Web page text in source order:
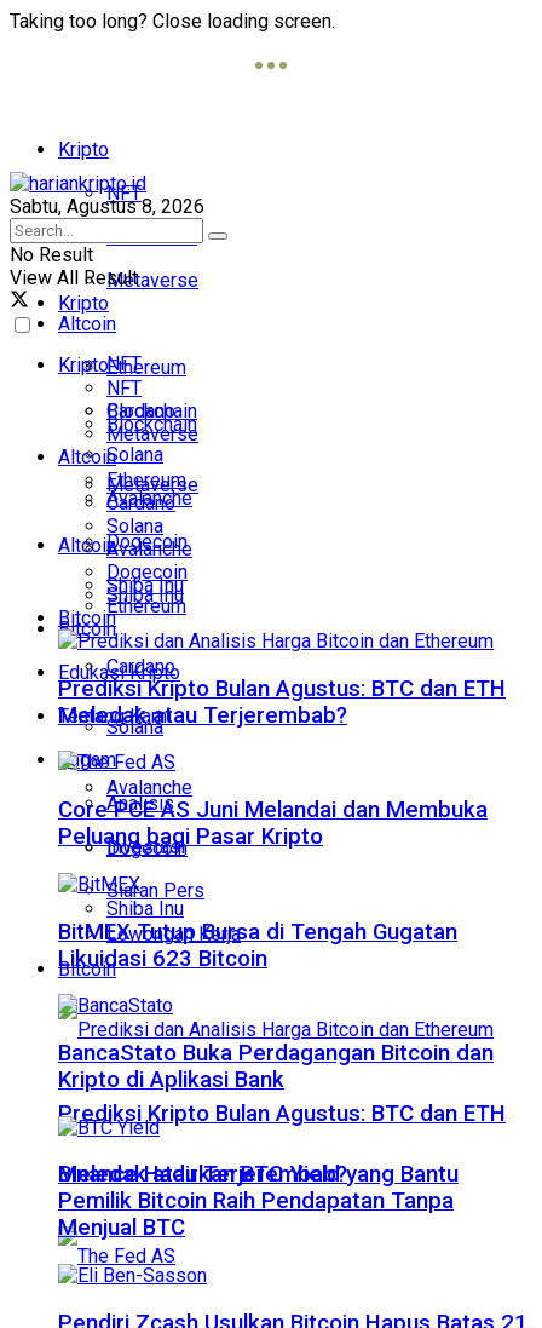
Taking too long? Close loading screen.
Kripto
NFT
Blockchain
Metaverse
Altcoin
Ethereum
Cardano
Solana
Avalanche
Dogecoin
Shiba Inu
Bitcoin
Edukasi Kripto
Tentang Kami
Ragam
Analisis
Investasi
Siaran Pers
Lowongan Kerja
Sabtu, Agustus 8, 2026
No Result
View All Result
Kripto
NFT
Blockchain
Metaverse
Altcoin
Ethereum
Cardano
Solana
Avalanche
Dogecoin
Shiba Inu
Bitcoin
Prediksi Kripto Bulan Agustus: BTC dan ETH
Meledak atau Terjerembab?
Kripto
NFT
Blockchain
Metaverse
Altcoin
Ethereum
Cardano
Solana
Avalanche
Dogecoin
Shiba Inu
Bitcoin
Prediksi Kripto Bulan Agustus: BTC dan ETH
Meledak atau Terjerembab?
Core PCE AS Juni Melandai dan Membuka
Peluang bagi Pasar Kripto
BitMEX Tutup Bursa di Tengah Gugatan
Likuidasi 623 Bitcoin
BancaStato Buka Perdagangan Bitcoin dan
Kripto di Aplikasi Bank
Binance Hadirkan BTC Yield yang Bantu
Pemilik Bitcoin Raih Pendapatan Tanpa
Menjual BTC